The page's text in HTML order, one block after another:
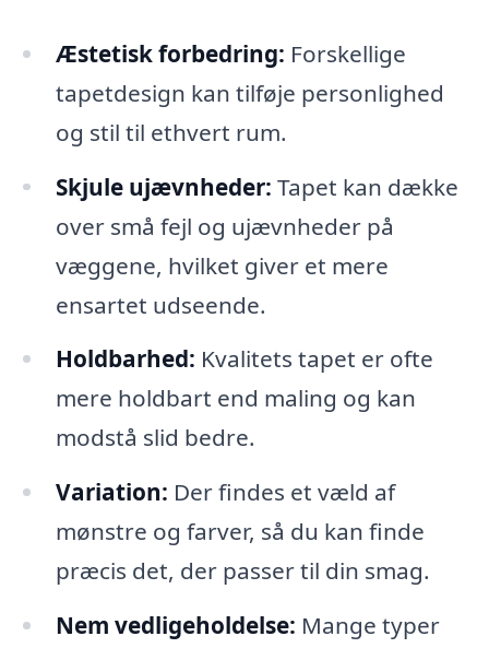
Æstetisk forbedring: Forskellige
tapetdesign kan tilføje personlighed
og stil til ethvert rum.
Skjule ujævnheder: Tapet kan dække
over små fejl og ujævnheder på
væggene, hvilket giver et mere
ensartet udseende.
Holdbarhed: Kvalitets tapet er ofte
mere holdbart end maling og kan
modstå slid bedre.
Variation: Der findes et væld af
mønstre og farver, så du kan finde
præcis det, der passer til din smag.
Nem vedligeholdelse: Mange typer